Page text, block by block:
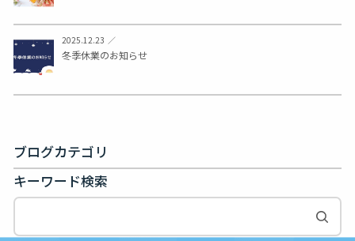
2025.12.23
冬季休業のお知らせ
ブログカテゴリ
キーワード検索